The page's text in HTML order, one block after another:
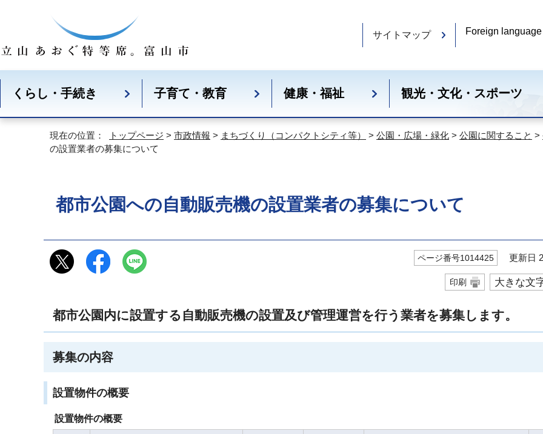
サイトマップ Foreign language
くらし・手続き 子育て・教育 健康・福祉 観光・文化・スポーツ
現在の位置： トップページ > 市政情報 > まちづくり（コンパクトシティ等） > 公園・広場・緑化 > 公園に関すること >
の設置業者の募集について
都市公園への自動販売機の設置業者の募集について
ページ番号1014425 更新日
印刷 大きな文
都市公園内に設置する自動販売機の設置及び管理運営を行う業者を募集します。
募集の内容
設置物件の概要
設置物件の概要